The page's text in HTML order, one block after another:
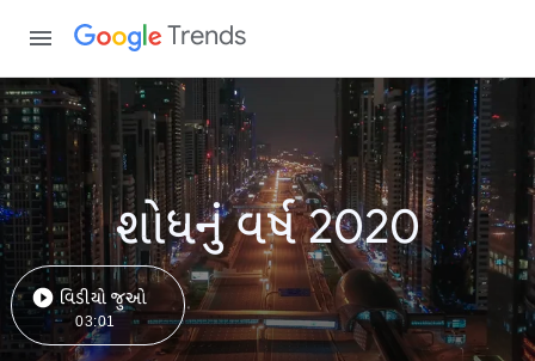
Trends
શોધનું વર્ષ 2020
વિડીયો જુઓ
03:01